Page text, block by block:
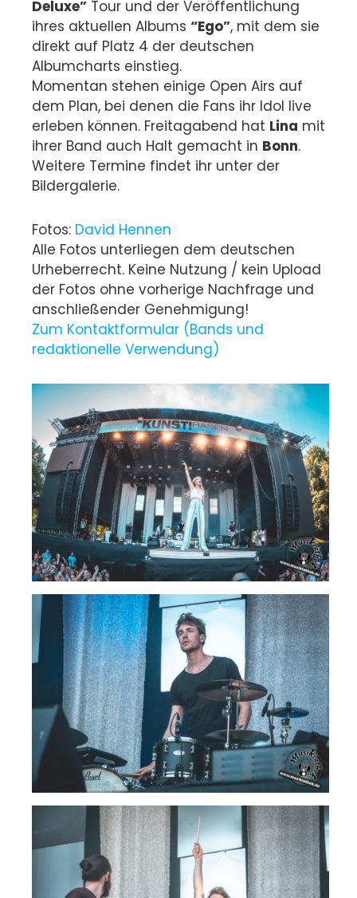
Deluxe” Tour und der Veröffentlichung
ihres aktuellen Albums “Ego”, mit dem sie
direkt auf Platz 4 der deutschen
Albumcharts einstieg.
Momentan stehen einige Open Airs auf
dem Plan, bei denen die Fans ihr Idol live
erleben können. Freitagabend hat Lina mit
ihrer Band auch Halt gemacht in Bonn.
Weitere Termine findet ihr unter der
Bildergalerie.
Fotos: David Hennen
Alle Fotos unterliegen dem deutschen
Urheberrecht. Keine Nutzung / kein Upload
der Fotos ohne vorherige Nachfrage und
anschließender Genehmigung!
Zum Kontaktformular (Bands und
redaktionelle Verwendung)